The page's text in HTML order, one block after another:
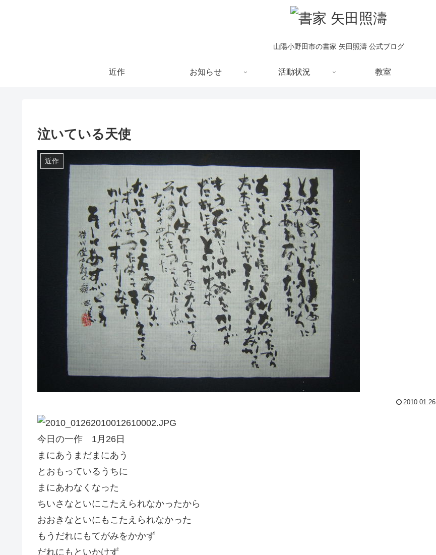
山陽小野田市の書家 矢田照濤 公式ブログ
近作 お知らせ 活動状況 教室
泣いている天使
近作
2010.01.26
今日の一作 1月26日
まにあうまだまにあう
とおもっているうちに
まにあわなくなった
ちいさなといにこたえられなかったから
おおきなといにもこたえられなかった
もうだれにもてがみをかかず
だれにもといかけず